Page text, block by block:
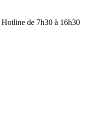
Hotline de 7h30 à 16h30